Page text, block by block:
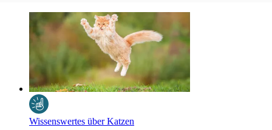
Wissenswertes über Katzen